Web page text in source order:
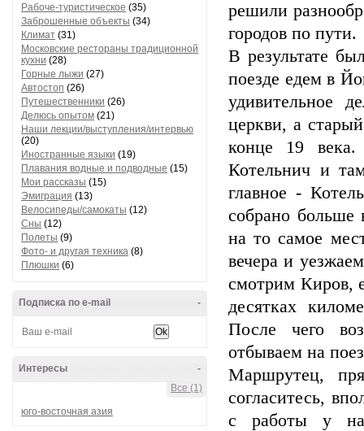
Рабоче-туристическое (35)
Заброшенные объекты (34)
Климат (31)
Московские рестораны традиционной
кухни (28)
Горные лыжи (27)
Автостоп (26)
Путешественники (26)
Делюсь опытом (21)
Наши лекции/выступления/интервью
(20)
Иностранные языки (19)
Плавания водные и подводные (15)
Мои рассказы (15)
Эмиграция (13)
Велосипеды/самокаты (12)
Сны (12)
Полеты (9)
Фото- и другая техника (8)
Плюшки (6)
-
Подписка по e-mail
-
Интересы
Все (1)
юго-восточная азия
решили
городов по пути.
В результате
поезде едем в
удивительное
церкви, а
конце 19
Котельнич и
главное -
собрано больше
на то самое
вечера и
смотрим Киров,
десятках
После чего
отбываем на
Маршрутец,
согласитесь,
с работы у